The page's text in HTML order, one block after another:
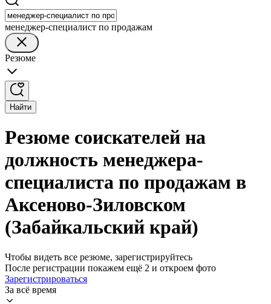
менеджер-специалист по продажам
Резюме
Найти
Резюме соискателей на
должность менеджера-
специалиста по продажам в
Аксеново-Зиловском
(Забайкальский край)
Чтобы видеть все резюме, зарегистрируйтесь
После регистрации покажем ещё 2 и откроем фото
Зарегистрироваться
За всё время